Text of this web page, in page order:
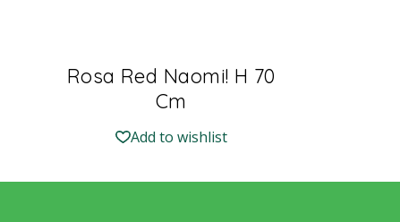
Rosa Red Naomi! H 70
Cm
Add to wishlist